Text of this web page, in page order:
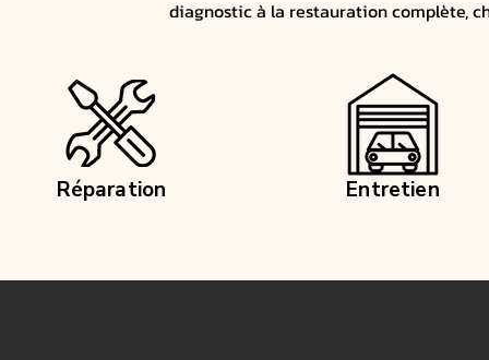
diagnostic à la restauration complète,
Réparation Entretien